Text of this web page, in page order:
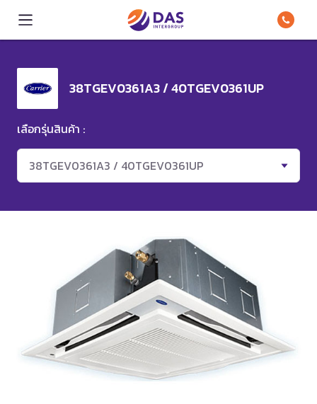
38TGEV0361A3 / 40TGEV0361UP
เลือกรุ่นสินค้า :
38TGEV0361A3 / 40TGEV0361UP